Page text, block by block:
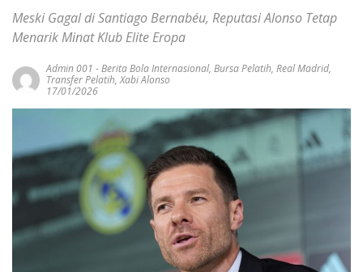
Meski Gagal di Santiago Bernabéu, Reputasi Alonso Tetap
Menarik Minat Klub Elite Eropa
Admin 001 -Berita Bola Internasional, Bursa Pelatih, Real Madrid,
Transfer Pelatih,Xabi Alonso
17/01/2026